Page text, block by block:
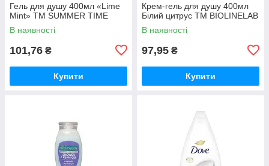
Гель для душу 400мл «Lime
Mint» ТМ SUMMER TIME
В наявності
101,76 ₴
Купити
Крем-гель для душу 400мл
Білий цитрус ТМ BIOLINELAB
В наявності
97,95 ₴
Купити